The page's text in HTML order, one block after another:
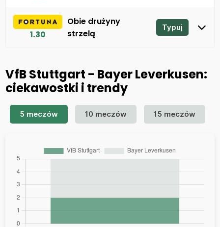
1.30
Obie drużyny
strzelą
Typuj
VfB Stuttgart - Bayer Leverkusen:
ciekawostki i trendy
5 meczów 10 meczów 15 meczów